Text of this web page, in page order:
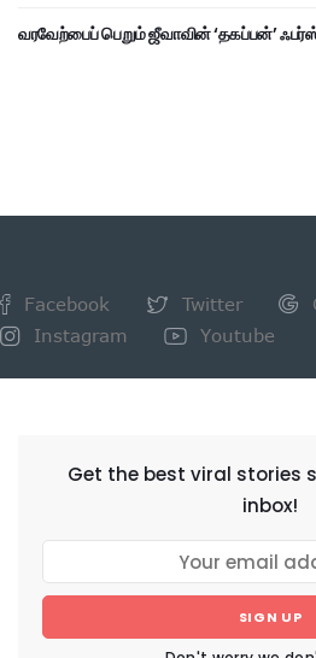
வரவேற்பைப் பெறும் ஜீவாவின் ‘தகப்பன்’
Facebook Twitter
Instagram
Youtube
Get the best viral stories
inbox!
SIGN UP